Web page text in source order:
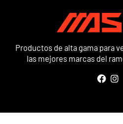
Productos de alta gama para
las mejores marcas del